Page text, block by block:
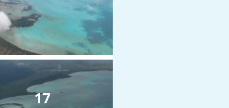
17